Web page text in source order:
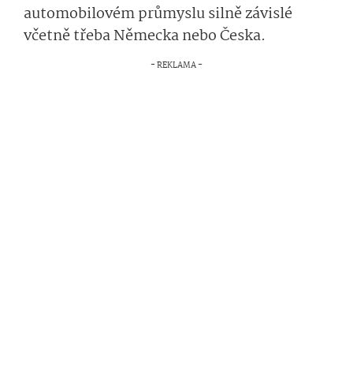
automobilovém průmyslu silně závislé
včetně třeba Německa nebo Česka.